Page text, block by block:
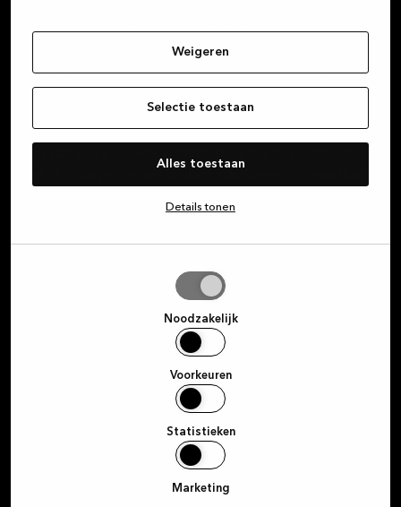
Weigeren
Selectie toestaan
Alles toestaan
Details tonen
Noodzakelijk
Voorkeuren
Statistieken
Marketing
partner voor prachtige, hoogwaardige Deense
designproducten in duurzame materialen, of je nu op
zoek bent naar een keuken, badkamer of maatkast.
Wij streven er altijd naar om een fantastische
klantenservice te bieden, vanaf het moment dat je
Over Kvik
Inloggen op MyKvik
Plan een gratis designafspraak